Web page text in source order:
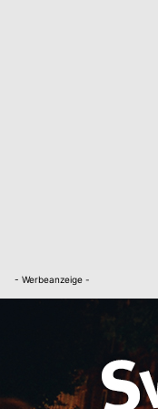
- Werbeanzeige -